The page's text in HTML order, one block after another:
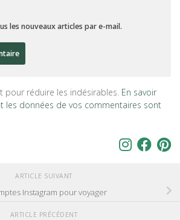
les nouveaux articles par e-mail.
pour réduire les indésirables. En savoir
les données de vos commentaires sont
ARTICLE SUIVANT
Instagram pour voyager
ARTICLE PRÉCÉDENT